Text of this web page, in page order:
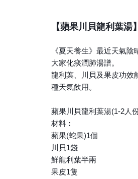
【蘋果川貝龍利葉湯】
《夏天養生》最近天氣
大家化痰潤肺湯譜。
龍利葉、川貝及果皮功效
種天氣飲用。
蘋果川貝龍利葉湯(1-2人
材料︰
蘋果(蛇果)1個
川貝1錢
鮮龍利葉半兩
果皮1隻